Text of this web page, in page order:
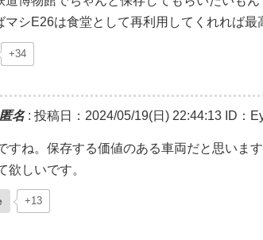
マシE26は食堂として再利用してくれれば最
+34
匿名: 投稿日：2024/05/19(日) 22:44:13 ID：
すね。保存する価値のある車両だと思いま
欲しいです。
+13